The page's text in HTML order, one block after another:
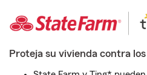
Proteja su vivienda contra